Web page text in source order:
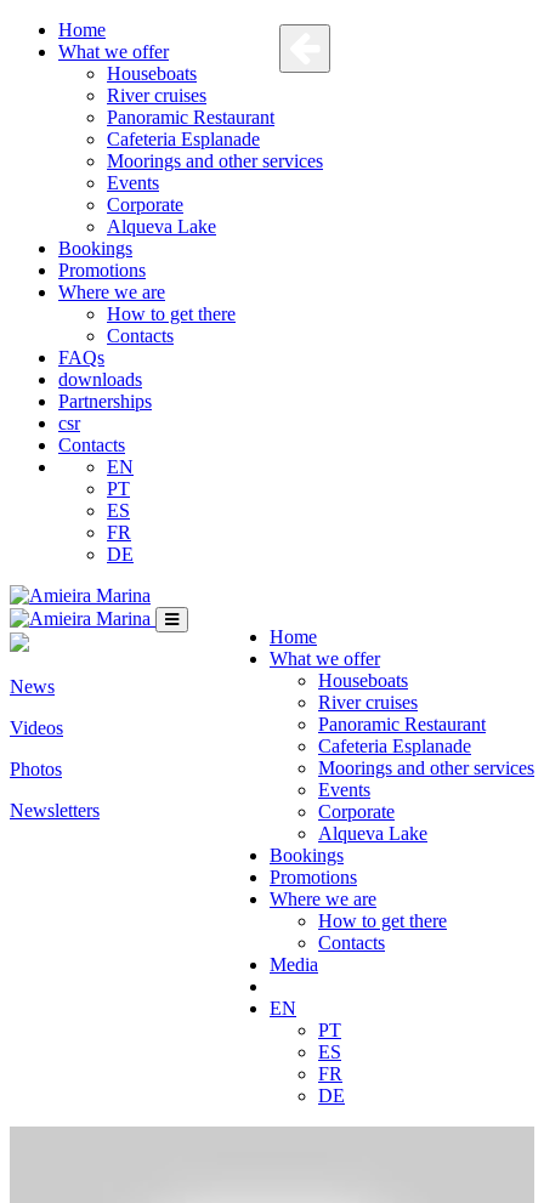
Home
What we offer
Houseboats
River cruises
Panoramic Restaurant
Cafeteria Esplanade
Moorings and other services
Events
Corporate
Alqueva Lake
Bookings
Promotions
Where we are
How to get there
Contacts
FAQs
downloads
Partnerships
csr
Contacts
EN
PT
ES
FR
DE
Home
What we offer
Houseboats
River cruises
Panoramic Restaurant
Cafeteria Esplanade
Moorings and other services
Events
Corporate
Alqueva Lake
Bookings
Promotions
Where we are
How to get there
Contacts
Media
EN
PT
ES
FR
DE
News
Videos
Photos
Newsletters